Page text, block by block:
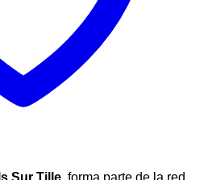
Is Sur Tille, forma parte de la red